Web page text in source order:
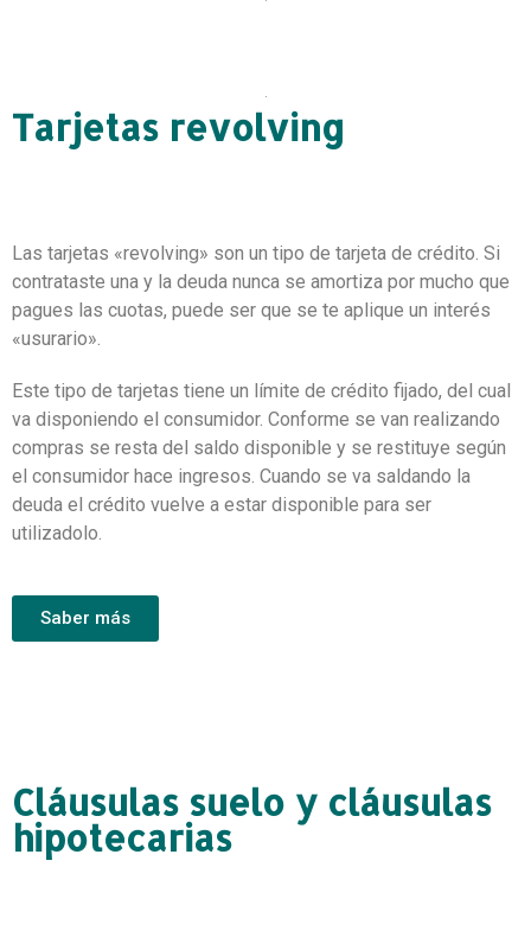
Tarjetas revolving
Las tarjetas «revolving» son un tipo de tarjeta de crédito. Si
contrataste una y la deuda nunca se amortiza por mucho que
pagues las cuotas, puede ser que se te aplique un interés
«usurario».
Este tipo de tarjetas tiene un límite de crédito fijado, del cual
va disponiendo el consumidor. Conforme se van realizando
compras se resta del saldo disponible y se restituye según
el consumidor hace ingresos. Cuando se va saldando la
deuda el crédito vuelve a estar disponible para ser
utilizadolo.
Saber más
Cláusulas suelo y cláusulas
hipotecarias